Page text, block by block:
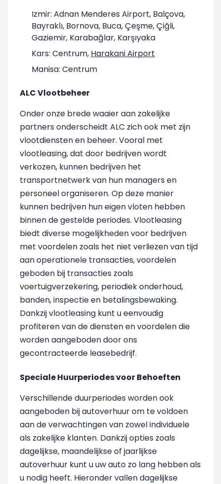
Izmir: Adnan Menderes Airport, Balçova,
Bayraklı, Bornova, Buca, Çeşme, Çiğli,
Gaziemir, Karabağlar, Karşıyaka
Kars: Centrum, Harakani Airport
Manisa: Centrum
ALC Vlootbeheer
Onder onze brede waaier aan zakelijke
partners onderscheidt ALC zich ook met zijn
vlootdiensten en beheer. Vooral met
vlootleasing, dat door bedrijven wordt
verkozen, kunnen bedrijven het
transportnetwerk van hun managers en
personeel organiseren. Op deze manier
kunnen bedrijven hun eigen vloten hebben
binnen de gestelde periodes. Vlootleasing
biedt diverse mogelijkheden voor bedrijven
met voordelen zoals het niet verliezen van tijd
aan operationele transacties, voordelen
geboden bij transacties zoals
voertuigverzekering, periodiek onderhoud,
banden, inspectie en betalingsbewaking.
Dankzij vlootleasing kunt u eenvoudig
profiteren van de diensten en voordelen die
worden aangeboden door ons
gecontracteerde leasebedrijf.
Speciale Huurperiodes voor Behoeften
Verschillende duurperiodes worden ook
aangeboden bij autoverhuur om te voldoen
aan de verwachtingen van zowel individuele
als zakelijke klanten. Dankzij opties zoals
dagelijkse, maandelijkse of jaarlijkse
autoverhuur kunt u uw auto zo lang hebben als
u nodig heeft. Hieronder vallen dagelijkse